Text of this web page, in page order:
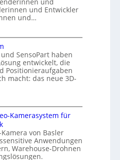
und Entwickler
und…
SensoPart haben
entwickelt, die
Positionieraufgaben
macht: das neue 3D-
Kamerasystem für
von Basler
Anwendungen
Warehouse-Drohnen